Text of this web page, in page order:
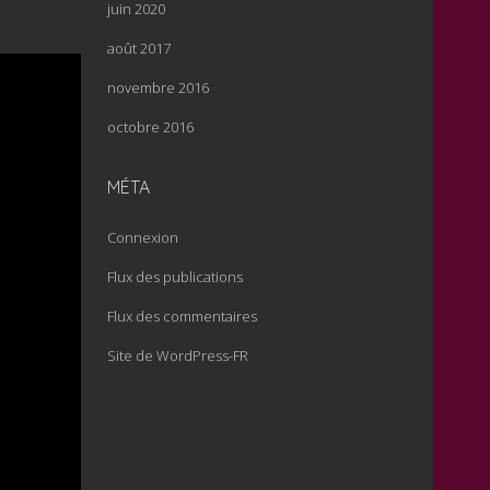
juin 2020
août 2017
novembre 2016
octobre 2016
MÉTA
Connexion
Flux des publications
Flux des commentaires
Site de WordPress-FR